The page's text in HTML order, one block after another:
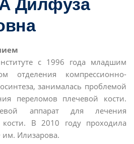
Дилфуза
с 1996 года младшим
отделения компрессионно-
занималась проблемой
переломов плечевой кости.
аппарат для лечения
В 2010 году проходила
Илизарова.